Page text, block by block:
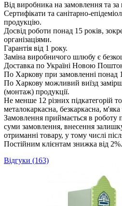
Від виробника на замовлення та
Сертифікати та санітарно-
продукцію.
Досвід роботи понад 15 років,
організаціями.
Гарантія від 1 року.
Заміна виробничого шлюбу є
Доставка по Україні Новою
По Харкову при замовленні понад
По Харкову можливий виїзд
(монтаж) продукції.
Не менше 12 різних підкатегорій
металокаркасна, безкаркасна, м'яка
Замовлення приймається в роботу
суми замовлення, внесення
отриманні товару, у тому числі
Постійним клієнтам знижка від 2%.
Відгуки (163)